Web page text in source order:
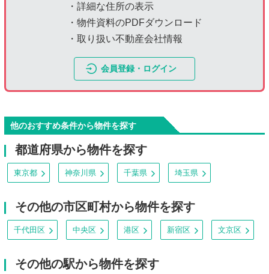
・詳細な住所の表示
・物件資料のPDFダウンロード
・取り扱い不動産会社情報
会員登録・ログイン
他のおすすめ条件から物件を探す
都道府県から物件を探す
東京都 神奈川県 千葉県 埼玉県
その他の市区町村から物件を探す
千代田区 中央区 港区 新宿区 文京区
その他の駅から物件を探す